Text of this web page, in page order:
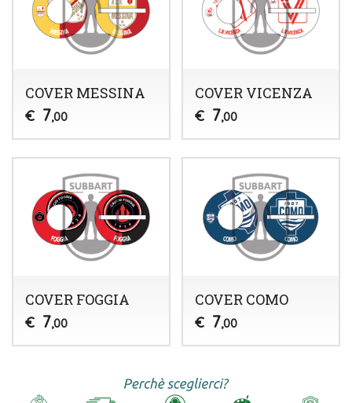
COVER MESSINA
€ 7,00
COVER VICENZA
€ 7,00
COVER FOGGIA
€ 7,00
COVER COMO
€ 7,00